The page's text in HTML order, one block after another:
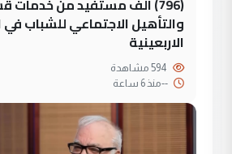
(796) الف مستفيد من خدمات
والتأهيل الاجتماعي للشباب في
الاربعينية
--منذ 6 ساعة